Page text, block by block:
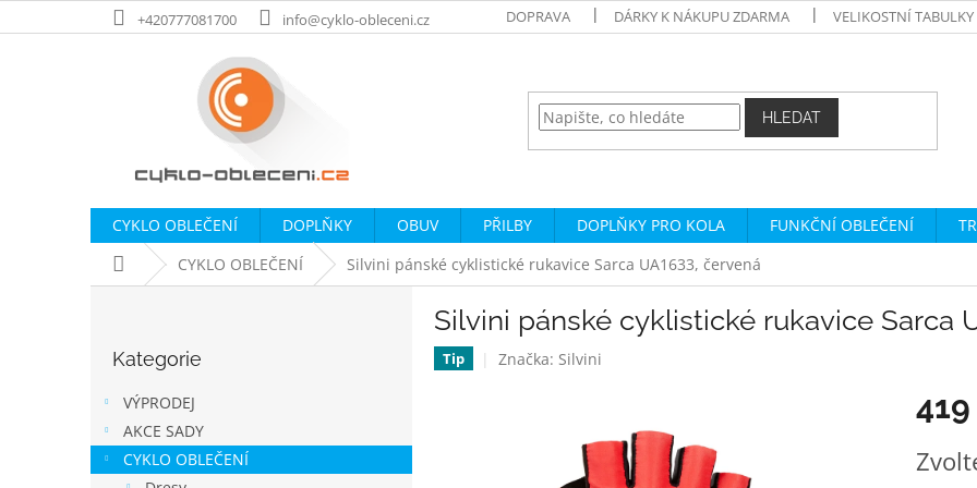
na
+420777081700 info@cyklo-obleceni.cz DOPRAVA DÁRKY K NÁKUPU ZDARMA VELIKOSTNÍ TABULKY
HLEDAT
CYKLO OBLEČENÍ DOPLŇKY OBUV PŘILBY DOPLŇKY PRO KOLA FUNKČNÍ OBLEČENÍ
Domů CYKLO OBLEČENÍ Silvini pánské cyklistické rukavice Sarca UA1633, červená
n
kategorie
Kategorie
VÝPRODEJ
AKCE SADY
CYKLO OBLEČENÍ
Silvini pánské cyklistické rukavice Sarca
Tip Značka: Silvini
cena: